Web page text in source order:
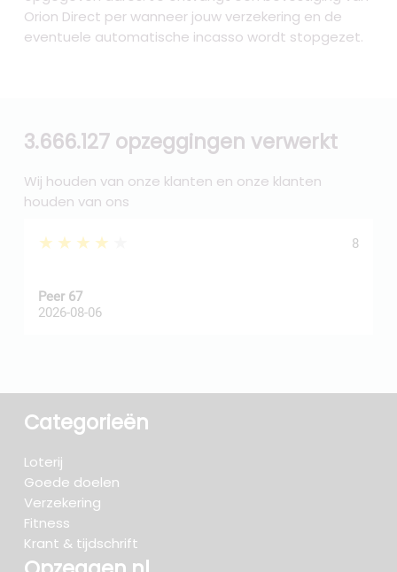
Orion Direct per wanneer jouw verzekering en de
eventuele automatische incasso wordt stopgezet.
3.666.127 opzeggingen verwerkt
Wij houden van onze klanten en onze klanten
houden van ons
★★★★★ 8
Peer 67
2026-08-06
Categorieën
Loterij
Goede doelen
Verzekering
Fitness
Krant & tijdschrift